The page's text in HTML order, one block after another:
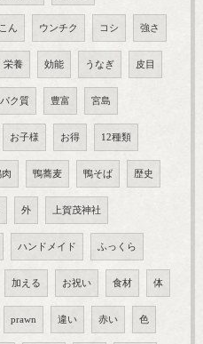
ん ウンチク コシ 強さ
栄養 効能 うなぎ 皮目
ク質 豊富 宮島
お子様 お得 12種類
肉 鴨蕎麦 鴨そば 歴史
外 上賀茂神社
ハンドメイド ふっくら
加える お祝い 食材 体
prawn 違い 赤い 色